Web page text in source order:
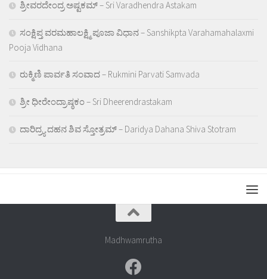
ಶ್ರೀವರದೇಂದ್ರ ಅಷ್ಟಕಮ್ – Sri Varadhendra Astakam
ಸಂಕ್ಷಿಪ್ತ ವರಮಹಾಲಕ್ಷ್ಮಿ ಪೂಜಾ ವಿಧಾನ – Sanshikpta Varahamahalaxmi
Pooja Vidhana
ರುಕ್ಮಿಣಿ ಪಾರ್ವತಿ ಸಂವಾದ – Rukmini Parvati Samvada
ಶ್ರೀ ಧೀರೇಂದ್ರಾಷ್ಠಕಂ – Sri Dheerendrastakam
ದಾರಿದ್ರ್ಯ ದಹನ ಶಿವ ಸ್ತೋತ್ರಮ್ – Daridya Dahana Shiva Stotram
Madhwamrutha